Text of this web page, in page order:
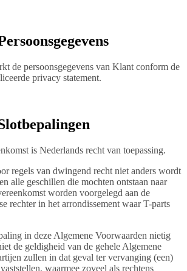
de persoonsgegevens van Klant conform de
privacy statement.
is Nederlands recht van toepassing.
regels van dwingend recht niet anders wordt
alle geschillen die mochten ontstaan naar
worden voorgelegd aan de
rechter in het arrondissement waar T-parts
in deze Algemene Voorwaarden nietig
de geldigheid van de gehele Algemene
zullen in dat geval ter vervanging (een)
waarmee zoveel als rechtens